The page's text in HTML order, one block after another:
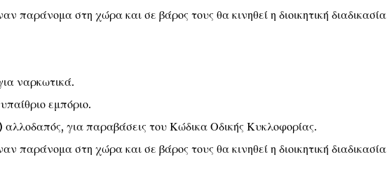
παράνομα στη χώρα και σε βάρος τους θα κινηθεί η διοικητική διαδικασία
ναρκωτικά.
εμπόριο.
αλλοδαπός, για παραβάσεις του Κώδικα Οδικής Κυκλοφορίας.
παράνομα στη χώρα και σε βάρος τους θα κινηθεί η διοικητική διαδικασία